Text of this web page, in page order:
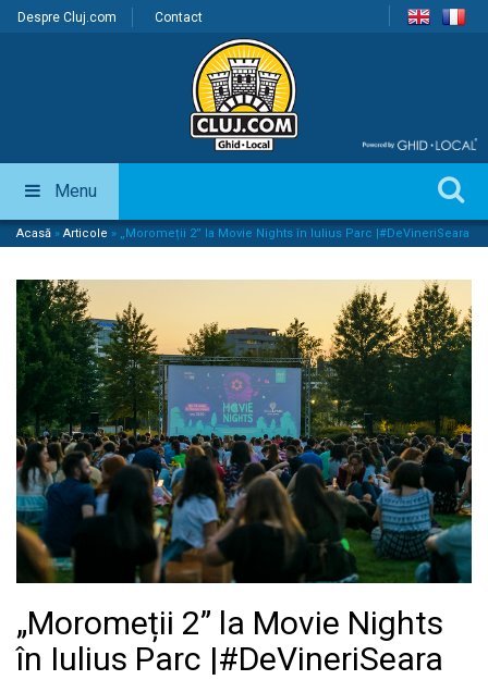
Despre Cluj.com Contact
Menu
Acasă » Articole » „Moromeții 2” la Movie Nights în Iulius Parc |#DeVineriSeara
„Moromeții 2” la Movie Nights
în Iulius Parc |#DeVineriSeara